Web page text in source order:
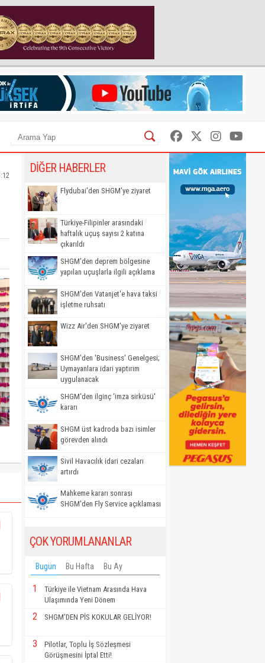
DİĞER HABERLER
Flydubai'den SHGM'ye ziyaret
Türkiye-Filipinler arasındaki
haftalık uçuş sayısı 2 katına
çıkarıldı
SHGM'den deprem bölgesine
yapılan uçuşlarla ilgili açıklama
SHGM'den Vatanjet'e hava taksi
işletme ruhsatı
Wizz Air'den SHGM'ye ziyaret
SHGM'den 'Business' Genelgesi;
Uymayanlara idari yaptırım
uygulanacak
SHGM'den ilginç 'imza sirküsü'
kararı
SHGM üst kadroda bazı isimler
görevden alındı
Sivil Havacılık idari cezaları
artırdı
Mahkeme kararı sonrası
SHGM'den Fly Service açıklaması
ÇOK YORUMLANANLAR
Bugün Bu Hafta Bu Ay
1
Türkiye ile Vietnam Arasında Hava
Ulaşımında Yeni Dönem
2 SHGM'DEN PİS KOKULAR GELİYOR!
3
Pilotlar, Toplu İş Sözleşmesi
Görüşmesini İptal Etti!